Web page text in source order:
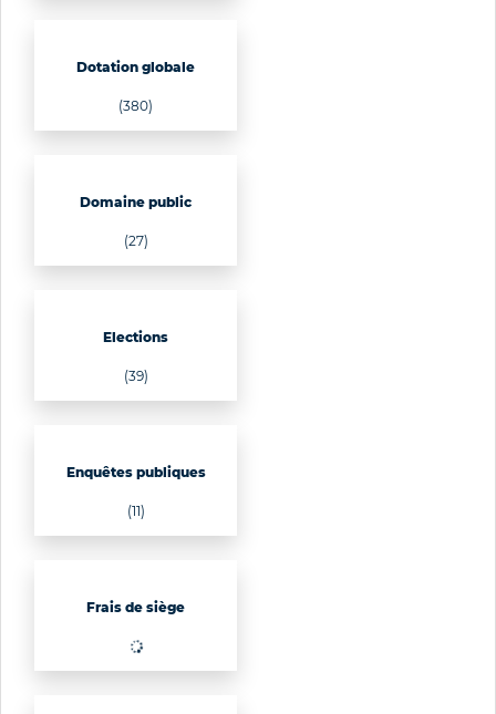
Dotation globale
(380)
Domaine public
(27)
Elections
(39)
Enquêtes publiques
(11)
Frais de siège
(17)